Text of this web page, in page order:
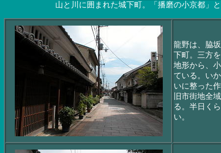
山と川に囲まれた城下町。「播磨の小京都」
龍野は、脇
下町。三方
地形から、
ている。い
いに整った
旧市街地全
る。半日く
い。